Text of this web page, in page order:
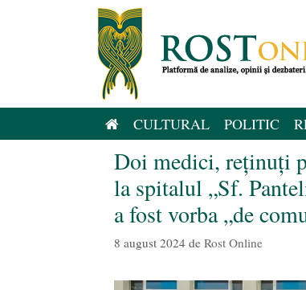
CULTURAL POLITIC
Doi medici, reținuți
la spitalul „Sf.
a fost vorba „de
8 august 2024 de Rost Online